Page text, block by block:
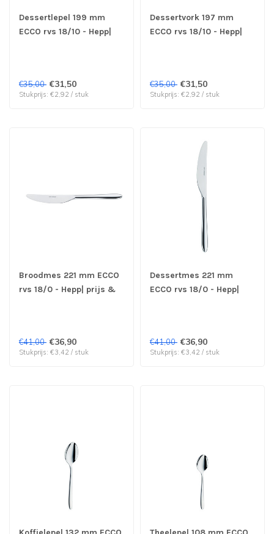
Dessertlepel 199 mm
ECCO rvs 18/10 - Hepp|
€35,00 €31,50
Stukprijs: €2,92 / stuk
Dessertvork 197 mm
ECCO rvs 18/10 - Hepp|
€35,00 €31,50
Stukprijs: €2,92 / stuk
Broodmes 221 mm ECCO
rvs 18/0 - Hepp| prijs &
€41,00 €36,90
Stukprijs: €3,42 / stuk
Dessertmes 221 mm
ECCO rvs 18/0 - Hepp|
€41,00 €36,90
Stukprijs: €3,42 / stuk